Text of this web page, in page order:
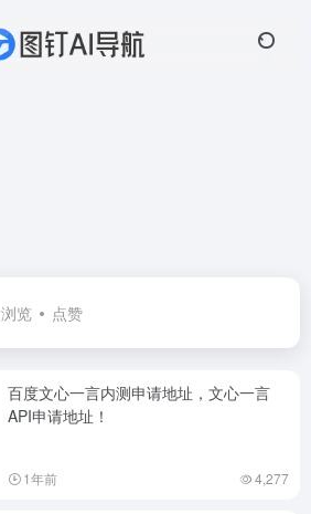
浏览 点赞
百度文心一言内测申请地址，文心一言
API申请地址！
1年前 4,277